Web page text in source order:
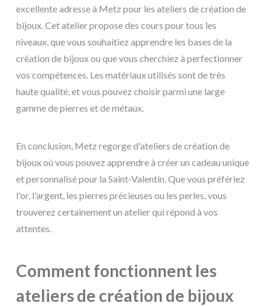
excellente adresse à Metz pour les ateliers de création de
bijoux. Cet atelier propose des cours pour tous les
niveaux, que vous souhaitiez apprendre les bases de la
création de bijoux ou que vous cherchiez à perfectionner
vos compétences. Les matériaux utilisés sont de très
haute qualité, et vous pouvez choisir parmi une large
gamme de pierres et de métaux.
En conclusion, Metz regorge d'ateliers de création de
bijoux où vous pouvez apprendre à créer un cadeau unique
et personnalisé pour la Saint-Valentin. Que vous préfériez
l'or, l'argent, les pierres précieuses ou les perles, vous
trouverez certainement un atelier qui répond à vos
attentes.
Comment fonctionnent les
ateliers de création de bijoux